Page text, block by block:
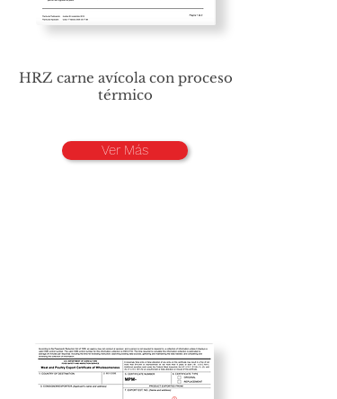
HRZ carne avícola con proceso
térmico
Ver Más